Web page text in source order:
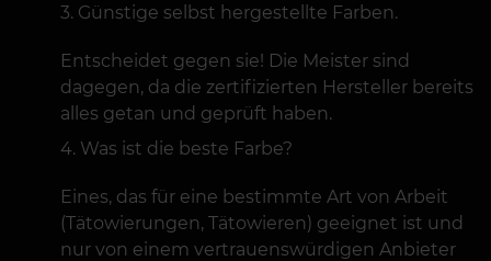
Günstige selbst hergestellte Farben.
Entscheidet gegen sie! Die Meister sind
dagegen, da die zertifizierten Hersteller bereits
alles getan und geprüft haben.
Was ist die beste Farbe?
Eines, das für eine bestimmte Art von Arbeit
(Tätowierungen, Tätowieren) geeignet ist und
nur von einem vertrauenswürdigen Anbieter